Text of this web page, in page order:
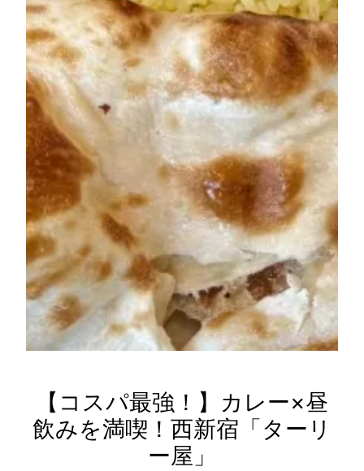
【コスパ最強！】カレー×昼
飲みを満喫！西新宿「ターリ
ー屋」